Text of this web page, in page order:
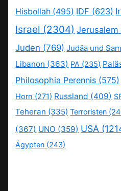
Hisbollah (495) IDF (623)
Israel (2304) Jerusalem
Juden (769) Judäa und
Libanon (363) PA (235)
Philosophia Perennis (575)
Horn (271) Russland (409)
Teheran (335) Terroristen
(367) UNO (359) USA
Ägypten (243)